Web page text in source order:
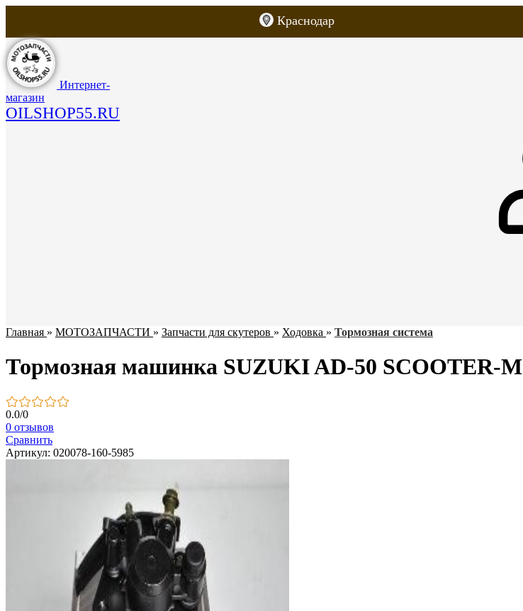
Краснодар
Интернет-
магазин
OILSHOP55.RU
Главная » МОТОЗАПЧАСТИ » Запчасти для скутеров » Ходовка » Тормозная система
Тормозная машинка SUZUKI AD-50 SCOOTER-M
0.0/0
0 отзывов
Сравнить
Артикул: 020078-160-5985